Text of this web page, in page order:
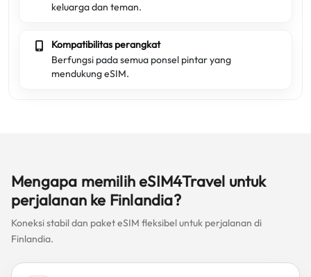
keluarga dan teman.
Kompatibilitas perangkat
Berfungsi pada semua ponsel pintar yang
mendukung eSIM.
Mengapa memilih eSIM4Travel untuk
perjalanan ke Finlandia?
Koneksi stabil dan paket eSIM fleksibel untuk perjalanan di
Finlandia.